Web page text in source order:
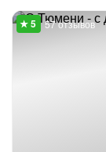
57 отзывов